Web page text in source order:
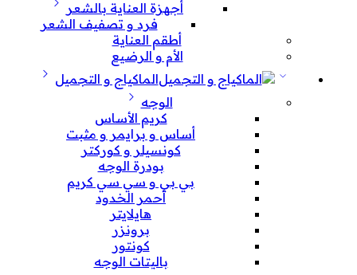
أجهزة العناية بالشعر
فرد و تصفيف الشعر
أطقم العناية
الأم و الرضيع
الماكياج و التجميل
الوجه
كريم الأساس
أساس و برايمر و مثبت
كونسيلر و كوركتر
بودرة الوجه
بي بي و سي سي كريم
أحمر الخدود
هايلايتر
برونزر
كونتور
باليتات الوجه